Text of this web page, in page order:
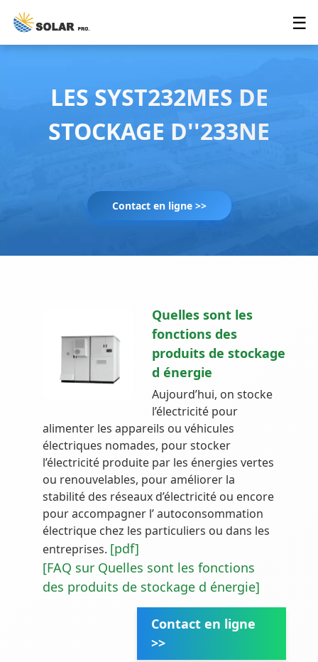
☰
LES SYST232MES DE
STOCKAGE D''233NE
Contact en ligne >>
Quelles sont les
fonctions des
produits de stockage
d énergie
Aujourd’hui, on stocke
l’électricité pour
alimenter les appareils ou véhicules
électriques nomades, pour stocker
l’électricité produite par les énergies vertes
ou renouvelables, pour améliorer la
stabilité des réseaux d’électricité ou encore
pour accompagner l’ autoconsommation
électrique chez les particuliers ou dans les
entreprises. [pdf]
[FAQ sur Quelles sont les fonctions
des produits de stockage d énergie]
Contact en ligne
>>